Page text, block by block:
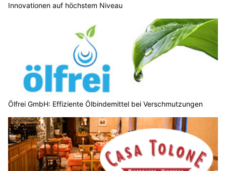
Innovationen auf höchstem Niveau
Ölfrei GmbH: Effiziente Ölbindemittel bei Verschmutzungen